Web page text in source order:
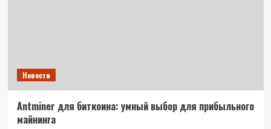
Новости
Antminer для биткоина: умный выбор для прибыльного
майнинга